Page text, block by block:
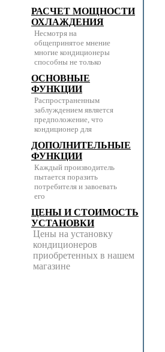
РАСЧЕТ МОЩНОСТИ
ОХЛАЖДЕНИЯ
Несмотря на
общепринятое мнение
многие кондиционеры
способны не только
ОСНОВНЫЕ
ФУНКЦИИ
Распространенным
заблуждением является
предположение, что
кондиционер для
ДОПОЛНИТЕЛЬНЫЕ
ФУНКЦИИ
Каждый производитель
пытается поразить
потребителя и завоевать
его
ЦЕНЫ И СТОИМОСТЬ
УСТАНОВКИ
Цены на установку
кондиционеров
приобретенных в нашем
магазине